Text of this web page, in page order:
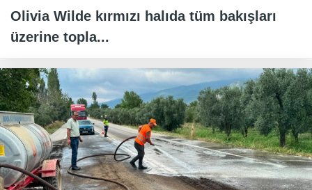
Olivia Wilde kırmızı halıda tüm bakışları
üzerine topla...